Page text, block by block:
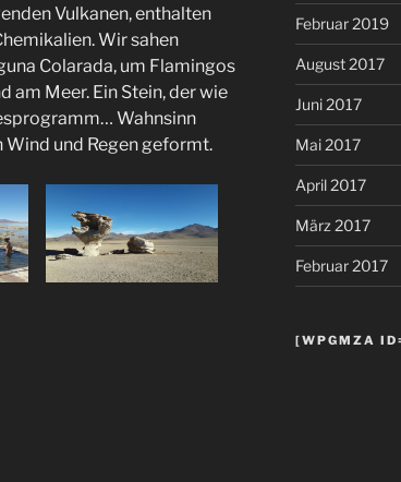
Vulkanen, enthalten
Wir sahen
Colarada, um Flamingos
am Meer. Ein Stein, der wie
Wahnsinn
Wind und Regen geformt.
Februar 2019
August 2017
Juni 2017
Mai 2017
April 2017
März 2017
Februar 2017
[WPGMZA